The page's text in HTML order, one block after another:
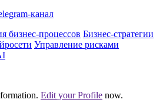
канал
бизнес-процессов Бизнес-стратегии
Управление рисками
Edit your Profile now.